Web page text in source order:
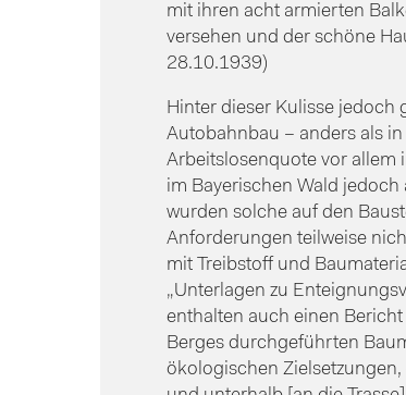
mit ihren acht armierten
versehen und der schöne
28.10.1939)
Hinter dieser Kulisse jedoch
Autobahnbau – anders als
Arbeitslosenquote vor allem
im Bayerischen Wald
wurden solche auf den
Anforderungen teilweise
mit Treibstoff und
„Unterlagen zu
enthalten auch einen
Berges durchgeführten
ökologischen